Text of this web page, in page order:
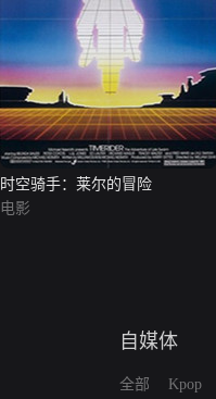
时空骑手：莱尔的冒险
电影
自媒体
全部
Kpop